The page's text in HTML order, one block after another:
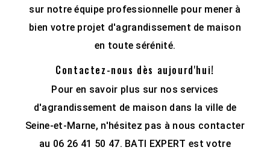
sur notre équipe professionnelle pour mener à
bien votre projet d'agrandissement de maison
en toute sérénité.
Contactez-nous dès aujourd'hui!
Pour en savoir plus sur nos services
d'agrandissement de maison dans la ville de
Seine-et-Marne, n'hésitez pas à nous contacter
au 06 26 41 50 47. BATI EXPERT est votre